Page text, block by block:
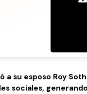
a su esposo Roy
sociales,